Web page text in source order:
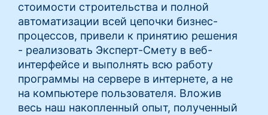
стоимости строительства и полной
автоматизации всей цепочки бизнес-
процессов, привели к принятию решения
- реализовать Эксперт-Смету в веб-
интерфейсе и выполнять всю работу
программы на сервере в интернете, а не
на компьютере пользователя. Вложив
весь наш накопленный опыт, полученный